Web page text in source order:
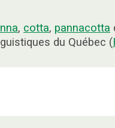
, cotta, pannacotta
du Québec (